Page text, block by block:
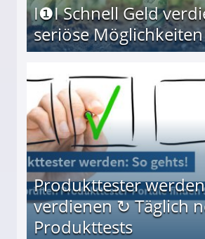
I❶I Schnell Geld
seriöse Möglichkeiten
Produkttester
verdienen ↻ Täglich
Produkttests